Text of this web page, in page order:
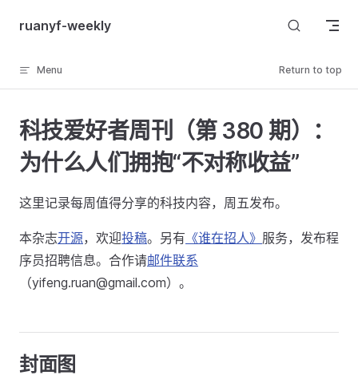
Skip to content
ruanyf-weekly
Menu Return to top
科技爱好者周刊（第 380 期）：
为什么人们拥抱“不对称收益”
这里记录每周值得分享的科技内容，周五发布。
本杂志开源，欢迎投稿。另有 《谁在招人》 服务，发布程
序员招聘信息。合作请邮件联系
（yifeng.ruan@gmail.com）。
封面图